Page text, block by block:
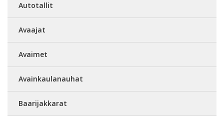
Autotallit
Avaajat
Avaimet
Avainkaulanauhat
Baarijakkarat